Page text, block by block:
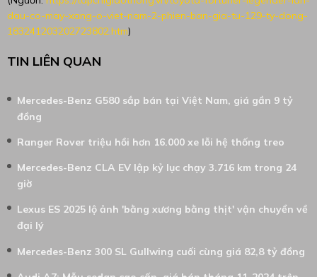
dau-co-may-xang-o-viet-nam-2-phien-ban-gia-tu-129-ty-dong-
183241203202723802.htm)
TIN LIÊN QUAN
Mercedes-Benz G580 sắp bán tại Việt Nam, giá gần 9 tỷ
đồng
Ranger Rover triệu hồi hơn 16.000 xe lỗi hệ thống treo
Mercedes-Benz CLA EV lập kỷ lục chạy 3.716 km trong 24
giờ
Lexus ES 2025 lộ ảnh 'bằng xương bằng thịt' vận chuyển về
đại lý
Mercedes-Benz 300 SL Gullwing cuối cùng giá 82,8 tỷ đồng